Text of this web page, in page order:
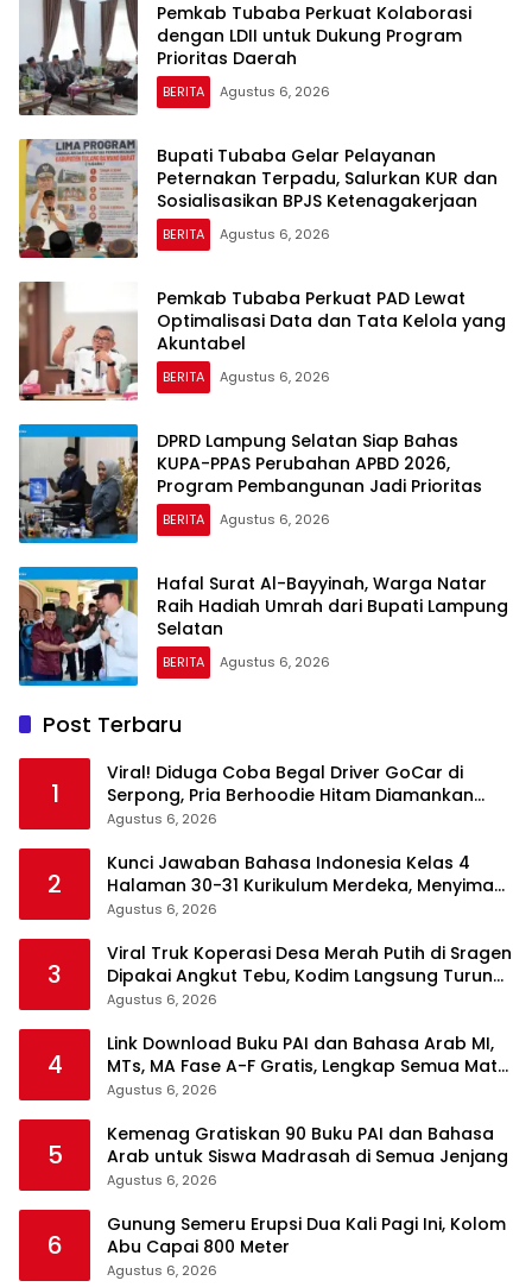
Pemkab Tubaba Perkuat Kolaborasi
dengan LDII untuk Dukung Program
Prioritas Daerah
BERITA Agustus 6, 2026
Bupati Tubaba Gelar Pelayanan
Peternakan Terpadu, Salurkan KUR dan
Sosialisasikan BPJS Ketenagakerjaan
BERITA Agustus 6, 2026
Pemkab Tubaba Perkuat PAD Lewat
Optimalisasi Data dan Tata Kelola yang
Akuntabel
BERITA Agustus 6, 2026
DPRD Lampung Selatan Siap Bahas
KUPA-PPAS Perubahan APBD 2026,
Program Pembangunan Jadi Prioritas
BERITA Agustus 6, 2026
Hafal Surat Al-Bayyinah, Warga Natar
Raih Hadiah Umrah dari Bupati Lampung
Selatan
BERITA Agustus 6, 2026
Post Terbaru
1
Viral! Diduga Coba Begal Driver GoCar di
Serpong, Pria Berhoodie Hitam Diamankan
Warga dan Polisi
Agustus 6, 2026
2
Kunci Jawaban Bahasa Indonesia Kelas 4
Halaman 30-31 Kurikulum Merdeka, Menyimak
Teks Kepala Suku Len
Agustus 6, 2026
3
Viral Truk Koperasi Desa Merah Putih di Sragen
Dipakai Angkut Tebu, Kodim Langsung Turun
Tangan
Agustus 6, 2026
4
Link Download Buku PAI dan Bahasa Arab MI,
MTs, MA Fase A-F Gratis, Lengkap Semua Mata
Pelajaran
Agustus 6, 2026
5
Kemenag Gratiskan 90 Buku PAI dan Bahasa
Arab untuk Siswa Madrasah di Semua Jenjang
Agustus 6, 2026
6
Gunung Semeru Erupsi Dua Kali Pagi Ini, Kolom
Abu Capai 800 Meter
Agustus 6, 2026